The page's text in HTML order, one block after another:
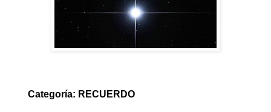
Categoría: RECUERDO